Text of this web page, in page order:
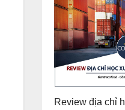
Review địa chỉ